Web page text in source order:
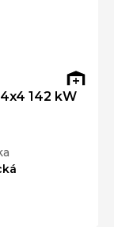
142 kW